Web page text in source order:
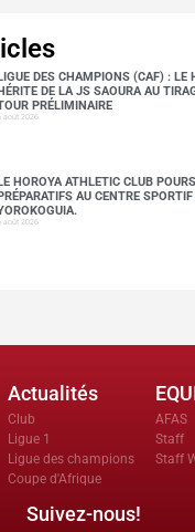
LIGUE DES CHAMPIONS (CAF) : LE
HÉRITE DE LA JS SAOURA AU
PRÉLIMINAIRE
août 2026
HOROYA ATHLETIC CLUB
AU CENTRE SPORTIF
août 2026
Actualités
Club
Ligue 1
Ligue des champions
Coupe d'Afrique
AFAS
Staff
Staff
Suivez-nous!